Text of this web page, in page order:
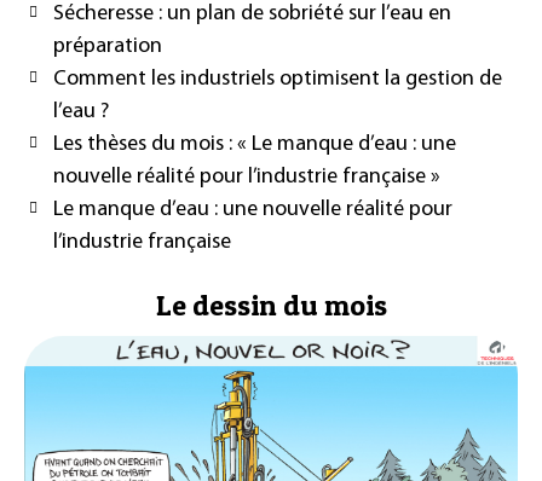
Sécheresse : un plan de sobriété sur l’eau en
préparation
Comment les industriels optimisent la gestion de
l’eau ?
Les thèses du mois : « Le manque d’eau : une
nouvelle réalité pour l’industrie française »
Le manque d’eau : une nouvelle réalité pour
l’industrie française
Le dessin du mois